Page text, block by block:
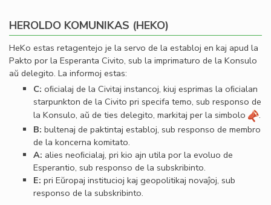
HEROLDO KOMUNIKAS (HEKO)
HeKo estas retagentejo je la servo de la establoj en kaj apud la
Pakto por la Esperanta Civito, sub la imprimaturo de la Konsulo
aŭ delegito. La informoj estas:
C: oﬁcialaj de la Civitaj instancoj, kiuj esprimas la oﬁcialan
starpunkton de la Civito pri specifa temo, sub responso de
la Konsulo, aŭ de ties delegito, markitaj per la simbolo
.
B: bultenaj de paktintaj establoj, sub responso de membro
de la koncerna komitato.
A: alies neoﬁcialaj, pri kio ajn utila por la evoluo de
Esperantio, sub responso de la subskribinto.
E: pri Eŭropaj institucioj kaj geopolitikaj novaĵoj, sub
responso de la subskribinto.